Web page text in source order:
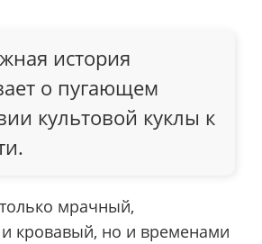
история
о пугающем
культовой куклы к
мрачный,
кровавый, но и временами